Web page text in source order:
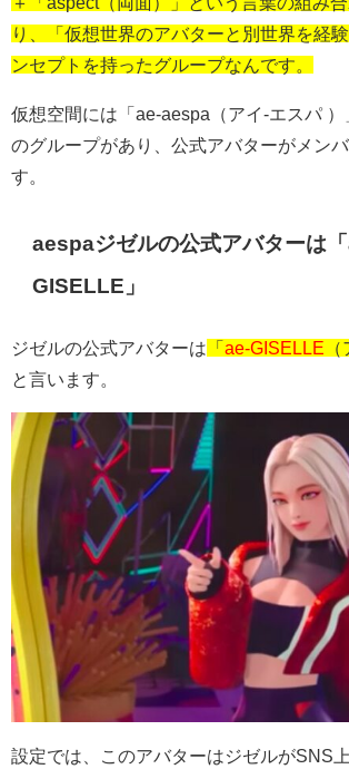
り、「仮想世界のアバターと別世界を経
ンセプトを持ったグループなんです。
仮想空間には「ae-aespa（アイ-エスパ
のグループがあり、公式アバターがメン
す。
aespaジゼルの公式アバターは
GISELLE」
ジゼルの公式アバターは 「ae-GISELLE
と言います。
設定では、このアバターはジゼルがSNS